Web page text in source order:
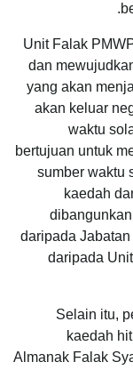
Unit Falak
dan
yang akan
akan keluar
waktu
bertujuan untuk
sumber waktu
kaedah
daripada
daripada
Selain itu,
kaedah
Almanak Falak